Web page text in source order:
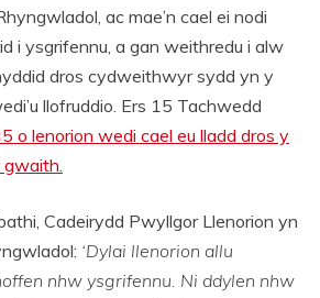
ac mae’n cael ei nodi
i ysgrifennu, a gan weithredu i alw
dros cydweithwyr sydd yn y
llofruddio. Ers 15 Tachwedd
o lenorion wedi cael eu lladd dros y
gwaith.
Cadeirydd Pwyllgor Llenorion yn
‘Dylai llenorion allu
nhw ysgrifennu. Ni ddylen nhw